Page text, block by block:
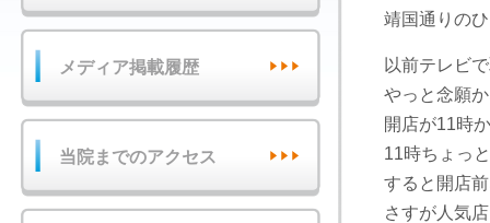
靖国通りの
以前テレビ
やっと念願
開店が11時
11時ちょっ
すると開店
さすが人気
メディア掲載履歴
当院までのアクセス